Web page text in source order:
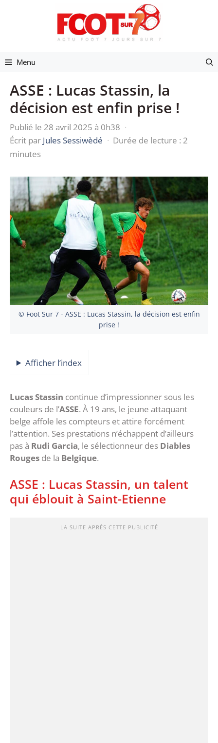
Menu
ASSE : Lucas Stassin, la
décision est enfin prise !
Publié le 28 avril 2025 à 0h38 ·
Écrit par Jules Sessiwèdé · Durée de lecture : 2
minutes
© Foot Sur 7 - ASSE : Lucas Stassin, la décision est enfin
prise !
Afficher l’index
Lucas Stassin continue d’impressionner sous les
couleurs de l’ASSE. À 19 ans, le jeune attaquant
belge affole les compteurs et attire forcément
l’attention. Ses prestations n’échappent d’ailleurs
pas à Rudi Garcia, le sélectionneur des Diables
Rouges de la Belgique.
ASSE : Lucas Stassin, un talent
qui éblouit à Saint-Etienne
LA SUITE APRÈS CETTE PUBLICITÉ